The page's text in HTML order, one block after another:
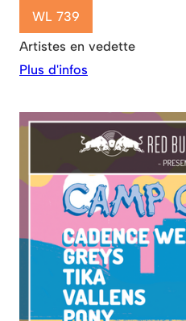
WL 739
Artistes en vedette
Plus d'infos